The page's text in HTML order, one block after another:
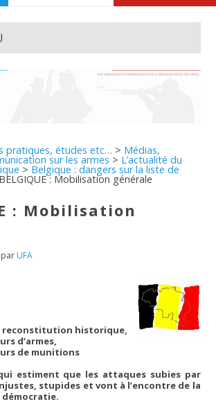
pratiques, études etc… > Médias,
sur les armes > L’actualité du
> Belgique : dangers sur la liste de
: Mobilisation générale
: Mobilisation
par UFA
reconstitution historique,
d’armes,
de munitions
estiment que les attaques subies par
stupides et vont à l’encontre de la